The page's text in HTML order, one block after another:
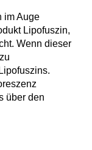
im Auge
Lipofuszin,
Wenn dieser
über den